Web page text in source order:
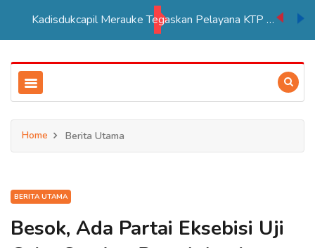
Kadisdukcapil Merauke Tegaskan Pelayana KTP Sesuai SOP
Home Berita Utama
BERITA UTAMA
Besok, Ada Partai Eksebisi Uji